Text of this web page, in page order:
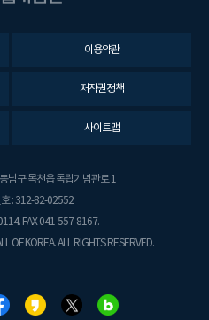
이용약관
저작권정책
사이트맵
남구 목천읍 독립기념관로 1
: 312-82-02552
FAX 041-557-8167.
OF KOREA. ALL RIGHTS RESERVED.